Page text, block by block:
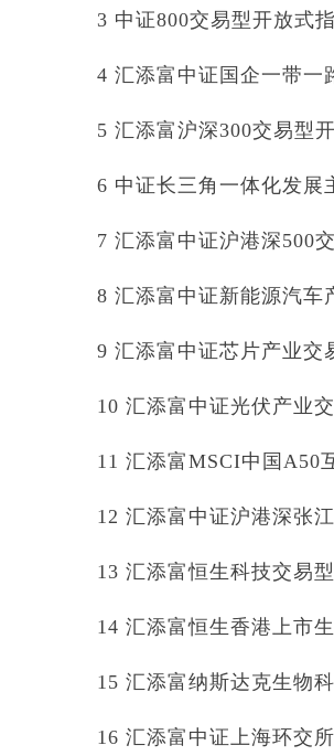
3 中证800交易型开放式
4 汇添富中证国企一带一
5 汇添富沪深300交易型
6 中证长三角一体化发展
7 汇添富中证沪港深500
8 汇添富中证新能源汽车
9 汇添富中证芯片产业交
10 汇添富中证光伏产业
11 汇添富MSCI中国A50
12 汇添富中证沪港深张
13 汇添富恒生科技交易
14 汇添富恒生香港上市
15 汇添富纳斯达克生物
16 汇添富中证上海环交